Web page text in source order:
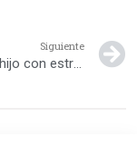
Siguiente
¿Tengo un hijo con estrés?